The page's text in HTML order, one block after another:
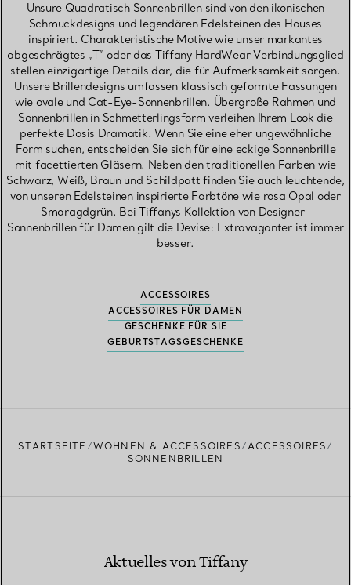
Unsure Quadratisch Sonnenbrillen sind von den ikonischen
Schmuckdesigns und legendären Edelsteinen des Hauses
inspiriert. Charakteristische Motive wie unser markantes
abgeschrägtes „T“ oder das Tiffany HardWear Verbindungsglied
stellen einzigartige Details dar, die für Aufmerksamkeit sorgen.
Unsere Brillendesigns umfassen klassisch geformte Fassungen
wie ovale und Cat-Eye-Sonnenbrillen. Übergroße Rahmen und
Sonnenbrillen in Schmetterlingsform verleihen Ihrem Look die
perfekte Dosis Dramatik. Wenn Sie eine eher ungewöhnliche
Form suchen, entscheiden Sie sich für eine eckige Sonnenbrille
mit facettierten Gläsern. Neben den traditionellen Farben wie
Schwarz, Weiß, Braun und Schildpatt finden Sie auch leuchtende,
von unseren Edelsteinen inspirierte Farbtöne wie rosa Opal oder
Smaragdgrün. Bei Tiffanys Kollektion von Designer-
Sonnenbrillen für Damen gilt die Devise: Extravaganter ist immer
besser.
ACCESSOIRES
ACCESSOIRES FÜR DAMEN
GESCHENKE FÜR SIE
GEBURTSTAGSGESCHENKE
STARTSEITE WOHNEN & ACCESSOIRES
ACCESSOIRES
SONNENBRILLEN
Aktuelles von Tiffany